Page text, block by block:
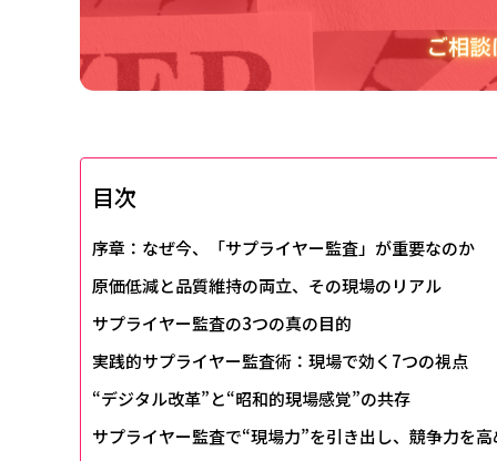
目次
序章：なぜ今、「サプライヤー監査」が重要なのか
原価低減と品質維持の両立、その現場のリアル
サプライヤー監査の3つの真の目的
実践的サプライヤー監査術：現場で効く7つの視点
“デジタル改革”と“昭和的現場感覚”の共存
サプライヤー監査で“現場力”を引き出し、競争力を